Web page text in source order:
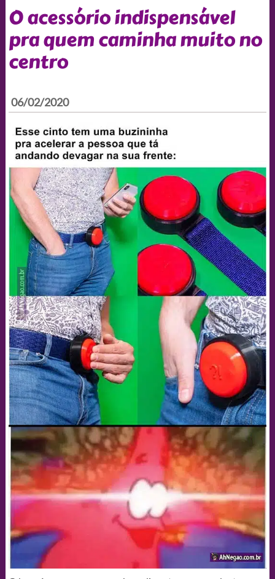
O acessório indispensável
pra quem caminha muito no
centro
06/02/2020